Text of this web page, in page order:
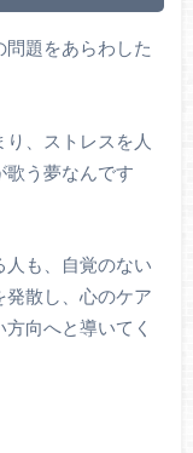
題をあらわした
、ストレスを人
歌う夢なんです
人も、自覚のない
発散し、心のケア
向へと導いてく